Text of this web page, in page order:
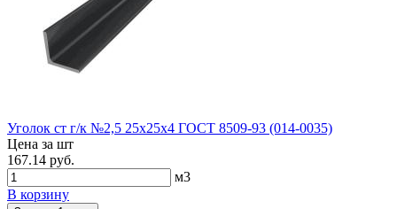
Уголок ст г/к №2,5 25х25х4 ГОСТ 8509-93 (014-0035)
Цена за шт
167.14 руб.
м3
В корзину